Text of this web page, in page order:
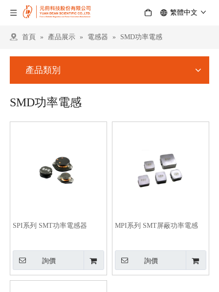
繁體中文
首頁 » 產品展示 » 電感器 » SMD功率電感
產品類別
SMD功率電感
SPI系列 SMT功率電感器
詢價
MPI系列 SMT屏蔽功率電感
詢價